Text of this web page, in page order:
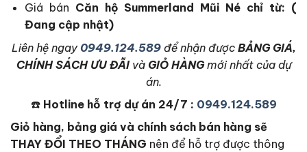
Giá bán Căn hộ Summerland Mũi Né chỉ từ: (
Đang cập nhật)
Liên hệ ngay 0949.124.589để nhận được BẢNG GIÁ,
CHÍNH SÁCH ƯU ĐÃIvàGIỎ HÀNGmới nhất của dự
án.
☎️Hotline hỗ trợ dự án 24/7 : 0949.124.589
Giỏ hàng, bảng giá và chính sách bán hàng sẽ
THAY ĐỔI THEO THÁNG nên để hỗ trợ được thông